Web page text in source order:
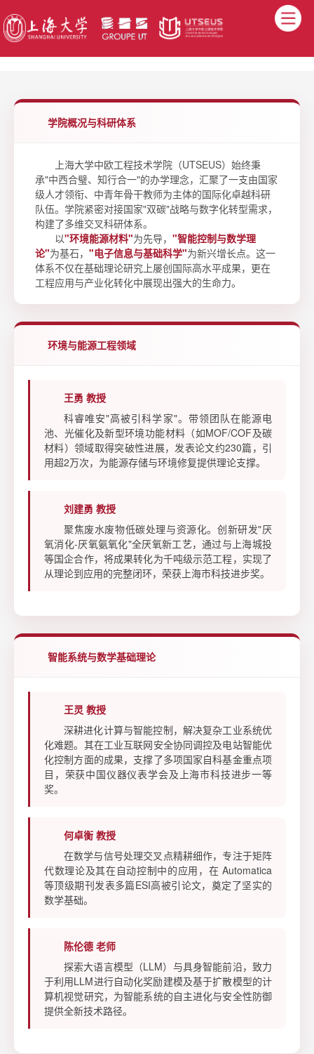
学院概况与科研体系
上海大学中欧工程技术学院（UTSEUS）始终秉
承"中西合璧、知行合一"的办学理念，汇聚了一支由国家
级人才领衔、中青年骨干教师为主体的国际化卓越科研
队伍。学院紧密对接国家"双碳"战略与数字化转型需求，
构建了多维交叉科研体系。
以"环境能源材料"为先导， "智能控制与数学理
论"为基石， "电子信息与基础科学"为新兴增长点。这一
体系不仅在基础理论研究上屡创国际高水平成果，更在
工程应用与产业化转化中展现出强大的生命力。
环境与能源工程领域
王勇 教授
科睿唯安"高被引科学家"。带领团队在能源电
池、光催化及新型环境功能材料（如MOF/COF及碳
材料）领域取得突破性进展，发表论文约230篇，引
用超2万次，为能源存储与环境修复提供理论支撑。
刘建勇 教授
聚焦废水废物低碳处理与资源化。创新研发"厌
氧消化-厌氧氨氧化"全厌氧新工艺，通过与上海城投
等国企合作，将成果转化为千吨级示范工程，实现了
从理论到应用的完整闭环，荣获上海市科技进步奖。
智能系统与数学基础理论
王灵 教授
深耕进化计算与智能控制，解决复杂工业系统优
化难题。其在工业互联网安全协同调控及电站智能优
化控制方面的成果，支撑了多项国家自科基金重点项
目，荣获中国仪器仪表学会及上海市科技进步一等
奖。
何卓衡 教授
在数学与信号处理交叉点精耕细作，专注于矩阵
代数理论及其在自动控制中的应用，在 Automatica
等顶级期刊发表多篇ESI高被引论文，奠定了坚实的
数学基础。
陈伦德 老师
探索大语言模型（LLM）与具身智能前沿，致力
于利用LLM进行自动化奖励建模及基于扩散模型的计
算机视觉研究，为智能系统的自主进化与安全性防御
提供全新技术路径。